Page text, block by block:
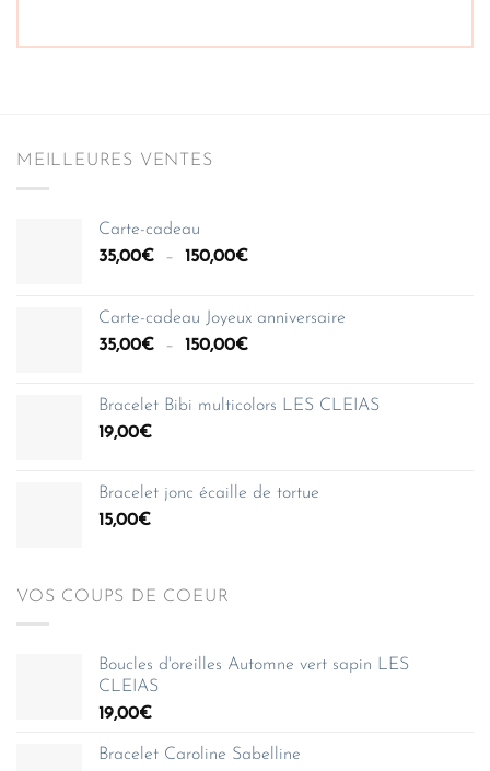
MEILLEURES VENTES
Carte-cadeau
35,00€ – 150,00€Plage
35,00€
à
Carte-cadeau Joyeux anniversaire
35,00€ – 150,00€Plage
35,00€
Bracelet Bibi multicolors LES CLEIAS
19,00€
Bracelet jonc écaille de tortue
15,00€
VOS COUPS DE COEUR
Boucles d'oreilles Automne vert sapin LES
CLEIAS
19,00€
Bracelet Caroline Sabelline